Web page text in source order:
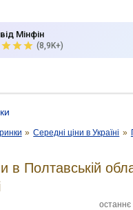
Мінфін
(8,9K+)
» Середні ціни в Україні »
в Полтавській